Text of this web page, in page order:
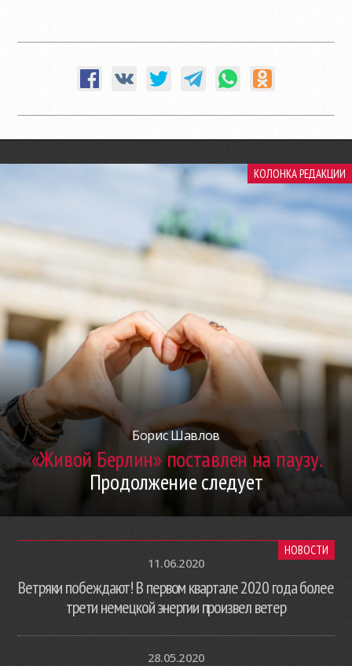
КОЛОНКА РЕДАКЦИИ
Борис Шавлов
«Живой Берлин» поставлен на паузу.
Продолжение следует
НОВОСТИ
11.06.2020
Ветряки побеждают! В первом квартале 2020 года более
трети немецкой энергии произвел ветер
28.05.2020